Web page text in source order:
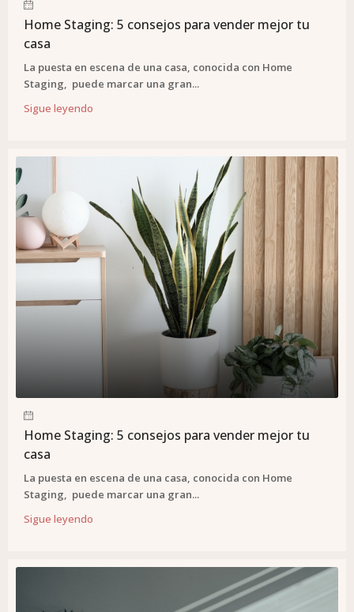
Home Staging: 5 consejos para vender mejor tu
casa
La puesta en escena de una casa, conocida con Home
Staging, puede marcar una gran...
Sigue leyendo
Home Staging: 5 consejos para vender mejor tu
casa
La puesta en escena de una casa, conocida con Home
Staging, puede marcar una gran...
Sigue leyendo